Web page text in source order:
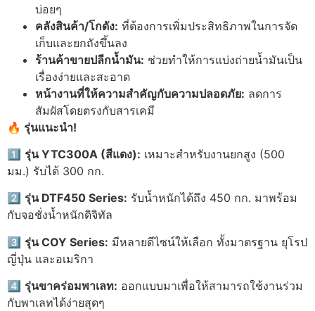
บ่อยๆ
คลังสินค้า/โกดัง: ที่ต้องการเพิ่มประสิทธิภาพในการจัด
เก็บและยกถังขึ้นลง
ร้านค้าขายปลีกน้ำมัน: ช่วยทำให้การแบ่งถ่ายน้ำมันเป็น
เรื่องง่ายและสะอาด
หน้างานที่ให้ความสำคัญกับความปลอดภัย: ลดการ
สัมผัสโดยตรงกับสารเคมี
🔥 รุ่นแนะนำ!
1️⃣ รุ่น YTC300A (สีแดง): เหมาะสำหรับงานยกสูง (500
มม.) รับได้ 300 กก.
2️⃣ รุ่น DTF450 Series: รับน้ำหนักได้ถึง 450 กก. มาพร้อม
กับจอชั่งน้ำหนักดิจิทัล
3️⃣ รุ่น COY Series: มีหลายดีไซน์ให้เลือก ทั้งมาตรฐาน ยุโรป
ญี่ปุ่น และอเมริกา
4️⃣ รุ่นขาคร่อมพาเลท: ออกแบบมาเพื่อให้สามารถใช้งานร่วม
กับพาเลทได้ง่ายสุดๆ